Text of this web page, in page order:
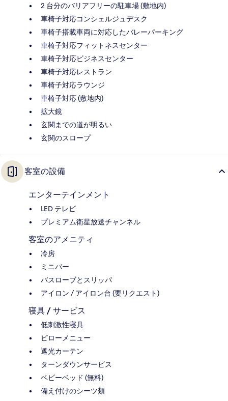
2 台分のバリアフリーの駐車場 (敷地内)
車椅子対応コンシェルジュデスク
車椅子搭載車両に対応したバレーパーキング
車椅子対応フィットネスセンター
車椅子対応ビジネスセンター
車椅子対応レストラン
車椅子対応ラウンジ
車椅子対応 (敷地内)
拡大鏡
玄関までの道が明るい
玄関のスロープ
客室の設備
エンターテインメント
LED テレビ
プレミアム衛星放送チャンネル
客室のアメニティ
冷房
ミニバー
バスローブとスリッパ
アイロン / アイロン台 (要リクエスト)
寝具 / サービス
低刺激性寝具
ピローメニュー
遮光カーテン
ターンダウンサービス
ベビーベッド (無料)
備え付けのシーツ類